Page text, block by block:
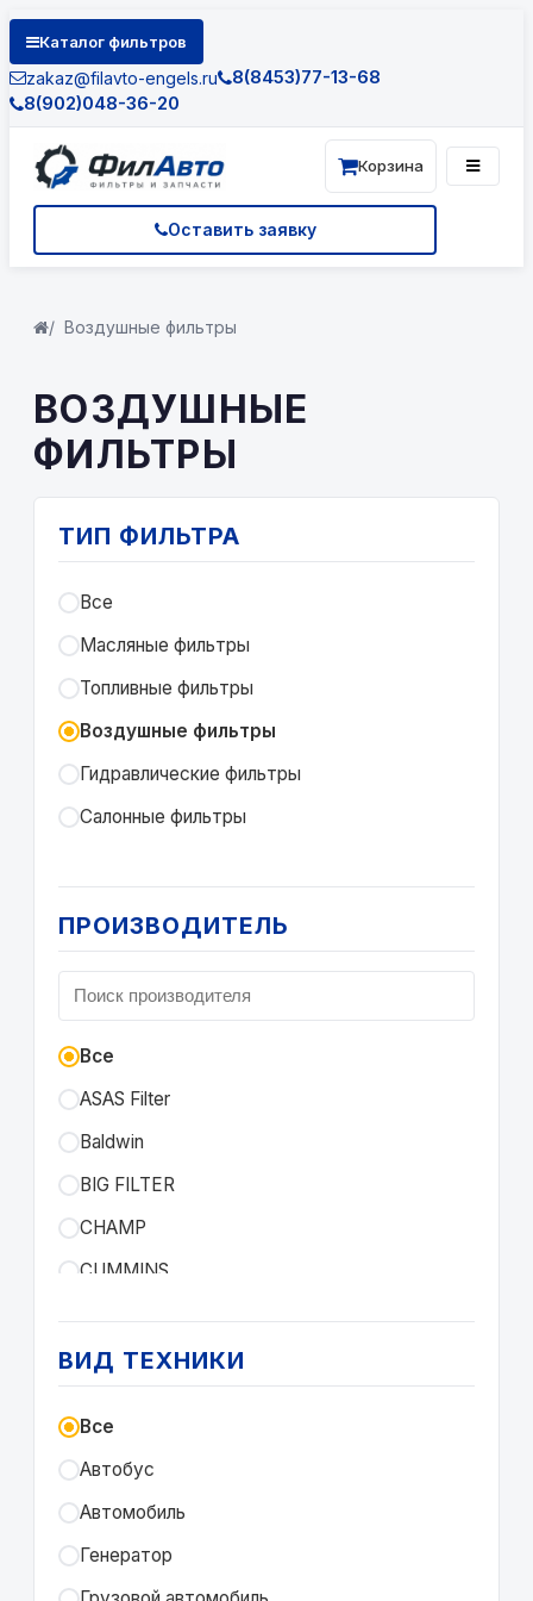
Каталог фильтров
zakaz@filavto-engels.ru
8(8453)77-13-68
8(902)048-36-20
Оставить заявку
Корзина
Воздушные фильтры
ВОЗДУШНЫЕ
ФИЛЬТРЫ
ТИП ФИЛЬТРА
Все
Масляные фильтры
Топливные фильтры
Воздушные фильтры
Гидравлические фильтры
Салонные фильтры
ПРОИЗВОДИТЕЛЬ
Все
ASAS Filter
Baldwin
BIG FILTER
CHAMP
CUMMINS
DIFA
FIL FILTER
FLASH FILTER
ВИД ТЕХНИКИ
Все
Автобус
Автомобиль
Генератор